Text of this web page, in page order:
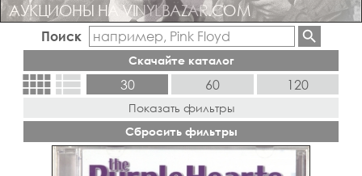
АУКЦИОНЫ НА VINYLBAZAR.COM
Поиск
Скачайте каталог
view_comfyview_list 30 60 120
Показать фильтры
Сбросить фильтры